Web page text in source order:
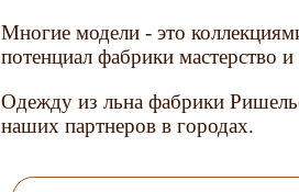
Многие модели - это
потенциал фабрики мастерство и
Одежду из льна фабрики
наших партнеров в городах.